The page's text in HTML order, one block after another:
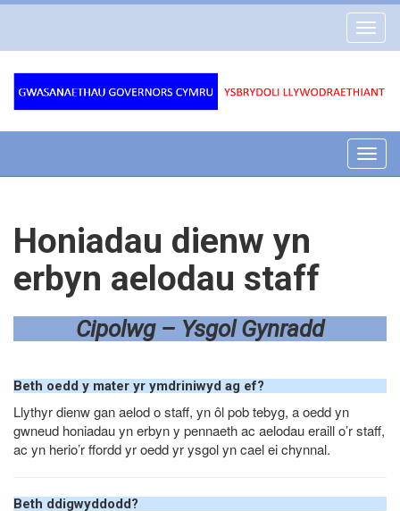
Governors
Honiadau dienw yn
erbyn aelodau staff
Cipolwg – Ysgol Gynradd
Beth oedd y mater yr ymdriniwyd ag ef?
Llythyr dienw gan aelod o staff, yn ôl pob tebyg, a oedd yn
gwneud honiadau yn erbyn y pennaeth ac aelodau eraill o’r staff,
ac yn herio’r ffordd yr oedd yr ysgol yn cael ei chynnal.
Beth ddigwyddodd?